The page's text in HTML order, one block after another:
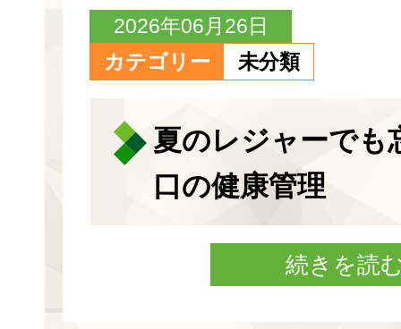
2026年06月26日
カテゴリー
未分類
夏のレジャーでも
口の健康管理
続きを読